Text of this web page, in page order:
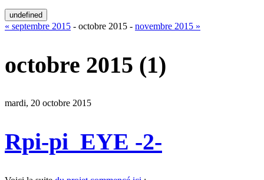
undefined
« septembre 2015 - octobre 2015 - novembre 2015 »
octobre 2015 (1)
mardi, 20 octobre 2015
Rpi-pi_EYE -2-